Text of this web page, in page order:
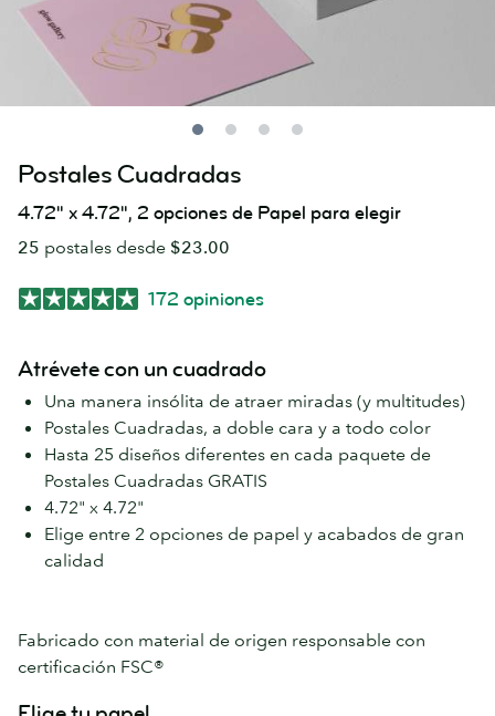
Postales Cuadradas
4.72" x 4.72", 2 opciones de Papel para elegir
25 postales desde $23.00
172 opiniones
Atrévete con un cuadrado
Una manera insólita de atraer miradas (y multitudes)
Postales Cuadradas, a doble cara y a todo color
Hasta 25 diseños diferentes en cada paquete de
Postales Cuadradas GRATIS
4.72" x 4.72"
Elige entre 2 opciones de papel y acabados de gran
calidad
Fabricado con material de origen responsable con
certificación FSC®